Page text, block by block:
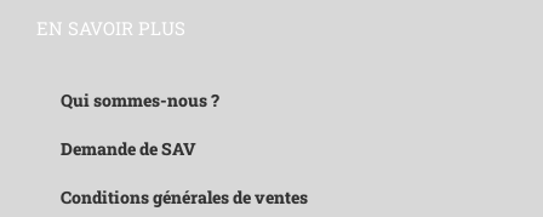
EN SAVOIR PLUS
Qui sommes-nous ?
Demande de SAV
Conditions générales de ventes